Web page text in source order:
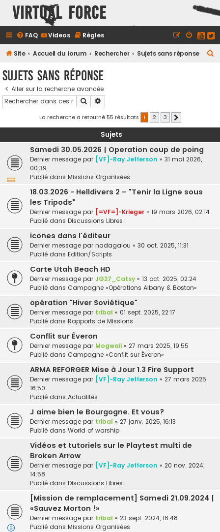
Virtual Force
FAQ Videos Règles
Site Accueil du forum Rechercher Sujets sans réponse
c
h
Sujets sans réponse
Aller sur la recherche avancée
Rechercher
La recherche a retourné 55 résultats 1 2 3
Sujets
Samedi 30.05.2026 | Operation coup de poing
Dernier message par [VF]-Ray Jefferson « 31 mai 2026,
00:39
Publié dans Missions Organisées
18.03.2026 - Helldivers 2 – "Tenir la Ligne sous
les Tripods"
Dernier message par [=VF=]-Krieger « 19 mars 2026, 02:14
Publié dans Discussions Libres
icones dans l'éditeur
Dernier message par nadagalou « 30 oct. 2025, 11:31
Publié dans Edition/Scripts
Carte Utah Beach HD
Dernier message par JG27_Catsy « 13 oct. 2025, 02:24
Publié dans Campagne «Opérations Albany & Boston»
opération "Hiver Soviétique"
Dernier message par tribal « 01 sept. 2025, 22:17
Publié dans Rapports de Missions
Conflit sur Éveron
Dernier message par Mogwaii « 27 mars 2025, 19:55
Publié dans Campagne «Conflit sur Éveron»
ARMA REFORGER Mise à Jour 1.3 Fire Support
Dernier message par [VF]-Ray Jefferson « 27 mars 2025,
16:50
Publié dans Actualités
J aime bien le Bourgogne. Et vous?
Dernier message par tribal « 27 janv. 2025, 16:13
Publié dans World of warship
Vidéos et tutoriels sur le Playtest multi de
Broken Arrow
Dernier message par [VF]-Ray Jefferson « 20 nov. 2024,
14:58
Publié dans Discussions Libres
[Mission de remplacement] Samedi 21.09.2024 |
«Sauvez Morton !»
Dernier message par tribal « 23 sept. 2024, 16:48
Publié dans Missions Organisées